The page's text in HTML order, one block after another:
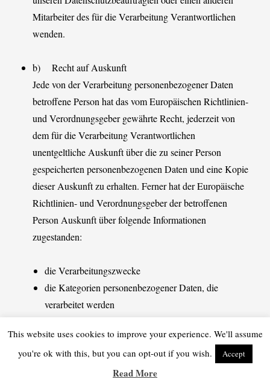
Mitarbeiter des für die Verarbeitung Verantwortlichen
wenden.
b) Recht auf Auskunft
Jede von der Verarbeitung personenbezogener Daten
betroffene Person hat das vom Europäischen Richtlinien-
und Verordnungsgeber gewährte Recht, jederzeit von
dem für die Verarbeitung Verantwortlichen
unentgeltliche Auskunft über die zu seiner Person
gespeicherten personenbezogenen Daten und eine Kopie
dieser Auskunft zu erhalten. Ferner hat der Europäische
Richtlinien- und Verordnungsgeber der betroffenen
Person Auskunft über folgende Informationen
zugestanden:
die Verarbeitungszwecke
die Kategorien personenbezogener Daten, die
verarbeitet werden
gegenüber denen die personenbezogenen Daten
offengelegt worden sind oder noch offengelegt
werden, insbesondere bei Empfängern in Drittländern
This website uses cookies to improve your experience. We'll assume
you're ok with this, but you can opt-out if you wish.
Accept
Read More